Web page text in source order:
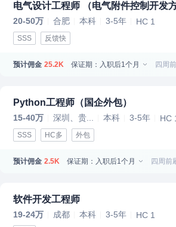
电气设计工程师 （电气附件控制开发方
20-50万 合肥 本科 3-5年 HC 1
SSS 反馈快
预计佣金 25.2K 保证期：入职后1个月 四周
Python工程师（国企外包）
15-40万 深圳、贵... 本科 3-5年 HC
SSS HC多 外包
预计佣金 2.5K 保证期：入职后1个月 四周前
软件开发工程师
19-24万 成都 本科 3-5年 HC 1